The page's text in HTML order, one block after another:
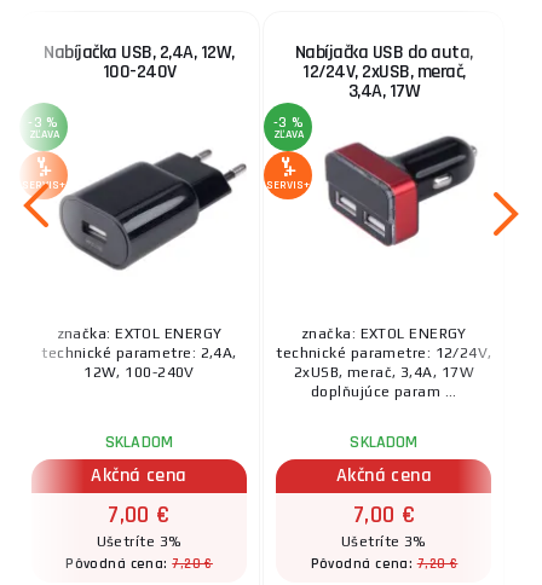
Nabíjačka USB, 2,4A, 12W,
100-240V
-3 %
ZĽAVA
SERVIS+
značka: EXTOL ENERGY
technické parametre: 2,4A,
12W, 100-240V
SKLADOM
Akčná cena
7,00 €
Ušetríte 3%
Pôvodná cena:7,20 €
Nabíjačka USB do auta,
12/24V, 2xUSB, merač,
3,4A, 17W
-3 %
ZĽAVA
SERVIS+
značka: EXTOL ENERGY
technické parametre: 12/24V,
2xUSB, merač, 3,4A, 17W
doplňujúce param ...
SKLADOM
Akčná cena
7,00 €
Ušetríte 3%
Pôvodná cena:7,20 €